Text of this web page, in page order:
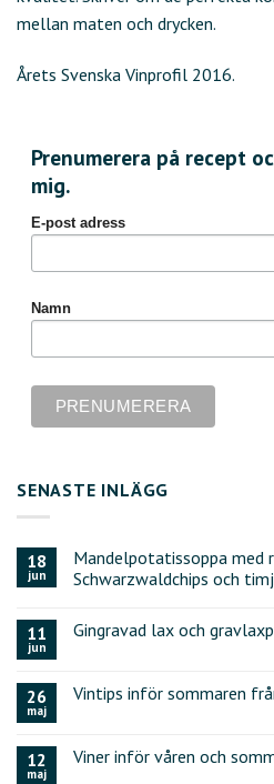
mellan maten och drycken.
Årets Svenska Vinprofil 2016.
Prenumerera på recept
mig.
E-post adress
Namn
SENASTE INLÄGG
18
jun
Mandelpotatissoppa
Schwarzwaldchips och
11
jun
Gingravad lax och
26
maj
Vintips inför sommaren
12
maj
Viner inför våren och